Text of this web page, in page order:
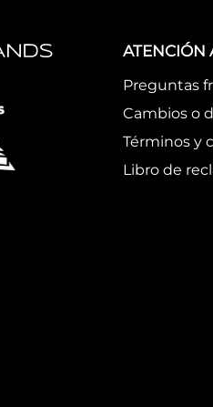
ATENCIÓN
Preguntas
Cambios o
Términos y
Libro de